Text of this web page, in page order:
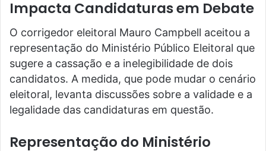
Impacta Candidaturas em Debate
O corrigedor eleitoral Mauro Campbell aceitou a
representação do Ministério Público Eleitoral que
sugere a cassação e a inelegibilidade de dois
candidatos. A medida, que pode mudar o cenário
eleitoral, levanta discussões sobre a validade e a
legalidade das candidaturas em questão.
Representação do Ministério